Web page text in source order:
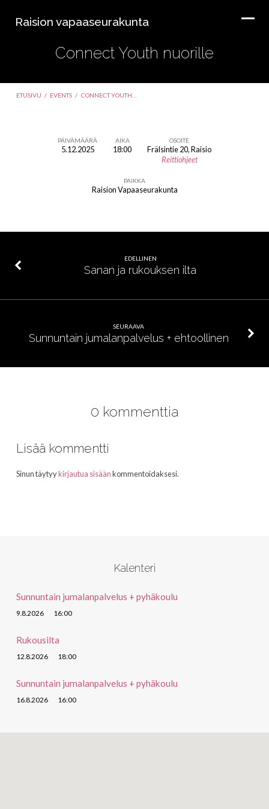
Raision vapaaseurakunta
Connect Youth nuorille
ETUSIVU / EVENTS / CONNECT YOUTH…
PÄIVÄMÄÄRÄ
5.12.2025
AIKA
18:00
OSOITE
Frälsintie 20, Raisio
Reittiohjeet
PAIKKA
Raision Vapaaseurakunta
EDELLINEN
Sanan ja rukouksen ilta
SEURAAVA
Sunnuntain jumalanpalvelus + ehtoollinen
0 kommenttia
Lisää kommentti
Sinun täytyykirjautua sisäänkommentoidaksesi.
Kalenteri
Sunnuntain jumalanpalvelus + pyhäkoulu
9.8.2026 16:00
Rukousilta
12.8.2026 18:00
Sunnuntain jumalanpalvelus + pyhäkoulu
16.8.2026 16:00